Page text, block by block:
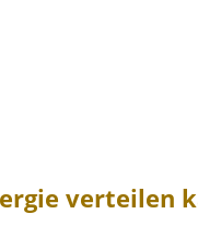
verteilen